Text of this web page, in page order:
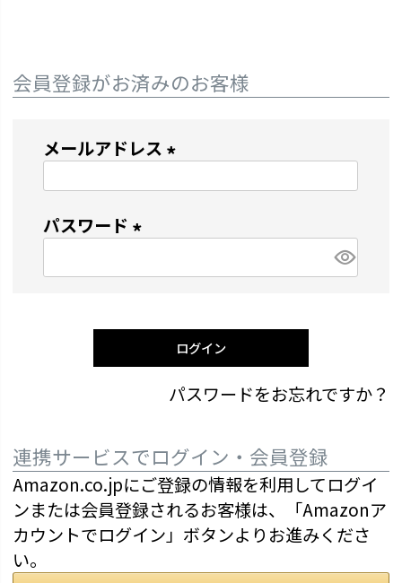
会員登録がお済みのお客様
メールアドレス
パスワード
必
)
ログイン
パスワードをお忘れですか？
連携サービスでログイン・会員登録
Amazon.co.jpにご登録の情報を利用してログイ
ンまたは会員登録されるお客様は、「Amazonア
カウントでログイン」ボタンよりお進みくださ
い。